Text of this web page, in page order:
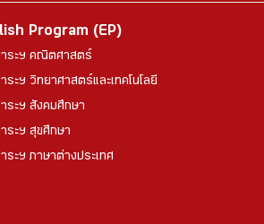
Program (EP)
ระฯ คณิตศาสตร์
ระฯ วิทยาศาสตร์และเทคโนโลยี
ระฯ สังคมศึกษา
ระฯ สุขศึกษา
ระฯ ภาษาต่างประเทศ